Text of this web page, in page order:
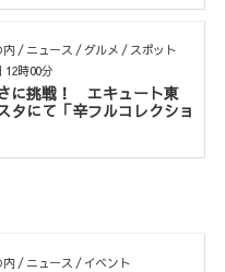
内 / ニュース / グルメ / スポット
に挑戦！ エキュート東
タにて「辛フルコレクショ
12時00分
内 / ニュース / イベント